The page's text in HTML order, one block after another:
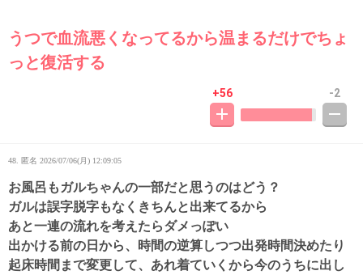
うつで血流悪くなってるから温まるだけでちょ
っと復活する
+56 -2
48. 匿名 2026/07/06(月) 12:09:05
お風呂もガルちゃんの一部だと思うのはどう？
ガルは誤字脱字もなくきちんと出来てるから
あと一連の流れを考えたらダメっぽい
出かける前の日から、時間の逆算しつつ出発時間決めたり
起床時間まで変更して、あれ着ていくから今のうちに出し